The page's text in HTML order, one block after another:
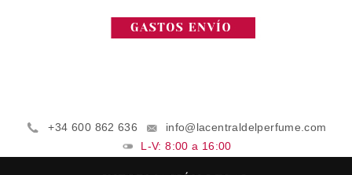
+34 600 862 636
info@lacentraldelperfume.com
L-V: 8:00 a 16:00